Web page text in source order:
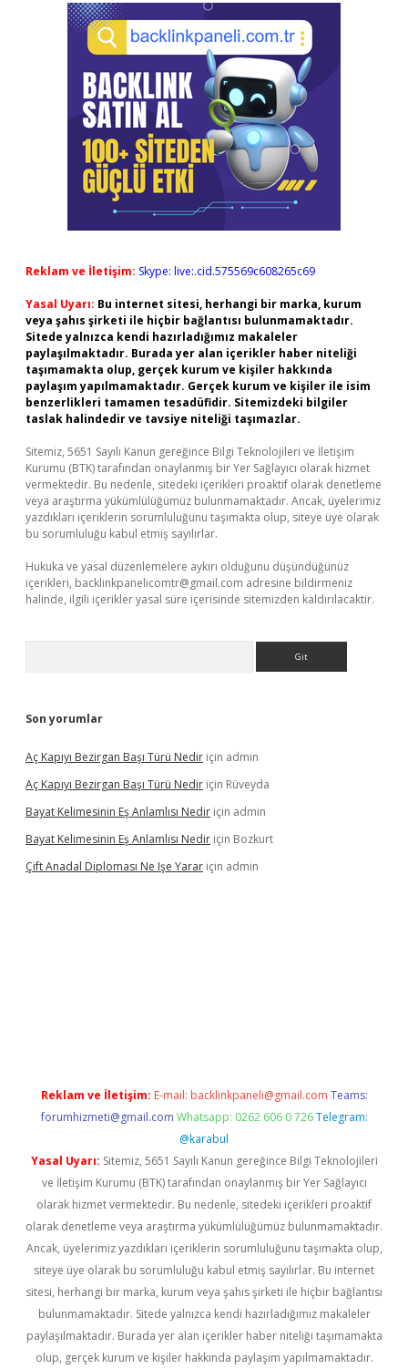
Reklam ve İletişim: Skype: live:.cid.575569c608265c69
Yasal Uyarı: Bu internet sitesi, herhangi bir marka, kurum
veya şahıs şirketi ile hiçbir bağlantısı bulunmamaktadır.
Sitede yalnızca kendi hazırladığımız makaleler
paylaşılmaktadır. Burada yer alan içerikler haber niteliği
taşımamakta olup, gerçek kurum ve kişiler hakkında
paylaşım yapılmamaktadır. Gerçek kurum ve kişiler ile isim
benzerlikleri tamamen tesadüfidir. Sitemizdeki bilgiler
taslak halindedir ve tavsiye niteliği taşımazlar.
Sitemiz, 5651 Sayılı Kanun gereğince Bilgi Teknolojileri ve İletişim
Kurumu (BTK) tarafından onaylanmış bir Yer Sağlayıcı olarak hizmet
vermektedir. Bu nedenle, sitedeki içerikleri proaktif olarak denetleme
veya araştırma yükümlülüğümüz bulunmamaktadır. Ancak, üyelerimiz
yazdıkları içeriklerin sorumluluğunu taşımakta olup, siteye üye olarak
bu sorumluluğu kabul etmiş sayılırlar.
Hukuka ve yasal düzenlemelere aykırı olduğunu düşündüğünüz
içerikleri, backlinkpanelicomtr@gmail.com adresine bildirmeniz
halinde, ilgili içerikler yasal süre içerisinde sitemizden kaldırılacaktır.
Son yorumlar
Aç Kapıyı Bezirgan Başı Türü Nedir için admin
Aç Kapıyı Bezirgan Başı Türü Nedir için Rüveyda
Bayat Kelimesinin Eş Anlamlısı Nedir için admin
Bayat Kelimesinin Eş Anlamlısı Nedir için Bozkurt
Çift Anadal Diploması Ne Işe Yarar için admin
Reklam ve İletişim: E-mail: backlinkpaneli@gmail.com Teams:
forumhizmeti@gmail.com Whatsapp: 0262 606 0 726 Telegram:
@karabul
Yasal Uyarı: Sitemiz, 5651 Sayılı Kanun gereğince Bilgi Teknolojileri
ve İletişim Kurumu (BTK) tarafından onaylanmış bir Yer Sağlayıcı
olarak hizmet vermektedir. Bu nedenle, sitedeki içerikleri proaktif
olarak denetleme veya araştırma yükümlülüğümüz bulunmamaktadır.
Ancak, üyelerimiz yazdıkları içeriklerin sorumluluğunu taşımakta olup,
siteye üye olarak bu sorumluluğu kabul etmiş sayılırlar. Bu internet
sitesi, herhangi bir marka, kurum veya şahıs şirketi ile hiçbir bağlantısı
bulunmamaktadır. Sitede yalnızca kendi hazırladığımız makaleler
paylaşılmaktadır. Burada yer alan içerikler haber niteliği taşımamakta
olup, gerçek kurum ve kişiler hakkında paylaşım yapılmamaktadır.